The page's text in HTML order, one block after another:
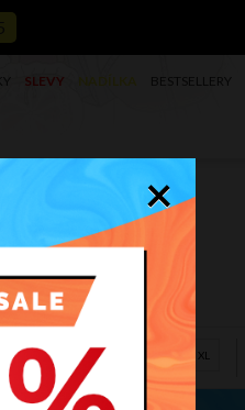
SLEVY BESTSELLERY
S L XL
×